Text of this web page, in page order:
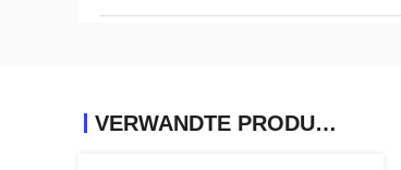
VERWANDTE PRODUKTE